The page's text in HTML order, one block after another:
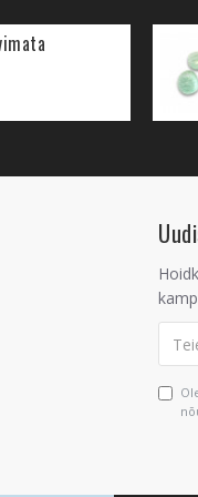
sa soovid rohkem
eemaldab sealjuures
millega sa kokku
Sodaliit aitab sul
tühi. Sodaliit aitab
Selgeltnägemine ei ole
endaga seotud. Need
Näiteks aitab